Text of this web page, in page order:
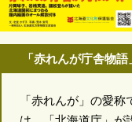
「赤れんが庁舎物
「赤れんが」の愛